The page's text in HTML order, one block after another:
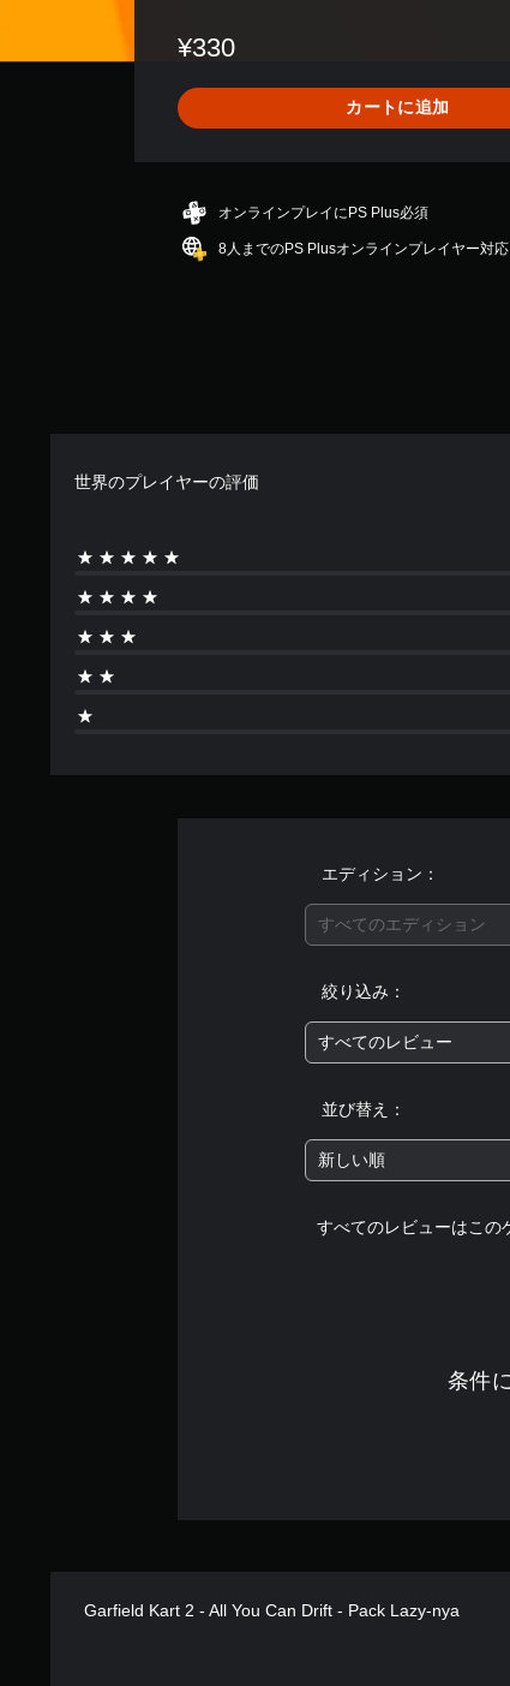
あ
ま
せ
¥330
カートに追加
オンラインプレイにPS Plus必須
8人までのPS Plusオンラインプレイヤー対応
世界のプレイヤーの評価
エディション：
すべてのエディション
絞り込み：
すべてのレビュー
並び替え：
新しい順
すべてのレビューはこの
条件
Garfield Kart 2 - All You Can Drift - Pack Lazy-nya